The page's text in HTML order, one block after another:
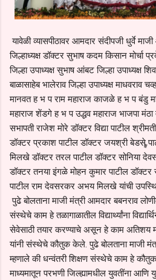
यावेळी व्यासपीठावर आमदार संदीपजी धुर्वे
जिल्हाध्यक्ष डॉक्टर सुभाष कदम किसान मोर्चा
जिल्हा उपाध्यक्ष सुभाष आंबट जिल्हा उपाध्यक्ष
बाळासाहेब भालेराव जिल्हा उपाध्यक्ष माधवराव
मानवत ह भ प राम महाराज काजळे ह भ प बंडु
महाराज शेंडगे ह भ प उद्धव महाराज भाजपा मंठा
सभापती राजेश मोरे डॉक्टर विद्या पाटील
डॉक्टर प्रकाश पाटील डॉक्टर जयश्री बेडसे
मिलखे डॉक्टर तरल पाटील डॉक्टर सोनिया
डॉक्टर तनया इंगळे मोहन कुमार पाटील
पाटील राम देवसरकर अभय मिलखे यांची
पुढे बोलताना माजी मंत्री आमदार बबनराव
संस्थेचे काम हे तळागाळातील विद्यार्थ्यांना
सेवेसाठी तयार करण्याचे असून हे काम अतिशय
यांनी संस्थेचे कौतुक केले. पुढे बोलताना माजी
म्हणाले की धन्वंतरी शिक्षण संस्थेचे काम हे
माध्यमातून परभणी जिल्ह्यामधील युवतींना आणि